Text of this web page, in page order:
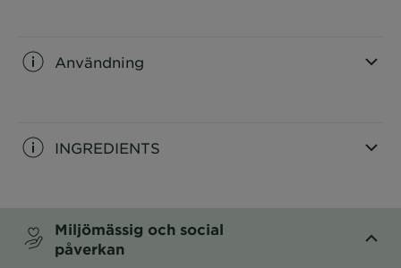
Användning
INGREDIENTS
Miljömässig och social
påverkan